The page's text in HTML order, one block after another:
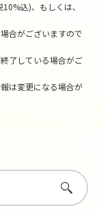
込)、もしくは、
合がございますので
了している場合がご
は変更になる場合が
さがす